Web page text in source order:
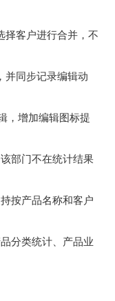
择客户进行合并，不
并同步记录编辑动
，增加编辑图标提
部门不在统计结果
按产品名称和客户
分类统计、产品业